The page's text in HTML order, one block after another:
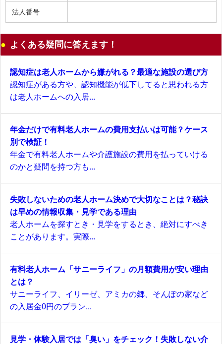
法人番号
よくある疑問に答えます！
認知症は老人ホームから嫌がれる？最適な施設の選び方
認知症がある方や、認知機能が低下してると思われる方
は老人ホームへの入居...
年金だけで有料老人ホームの費用支払いは可能？ケース
別で検証！
年金で有料老人ホームや介護施設の費用を払っていける
のかと疑問を持つ方も...
失敗しないための老人ホーム決めで大切なことは？秘訣
は早めの情報収集・見学である理由
老人ホームを探すとき・見学をするとき、絶対にすべき
ことがあります。実際...
有料老人ホーム「サニーライフ」の月額費用が安い理由
とは？
サニーライフ、イリーゼ、アミカの郷、そんぽの家など
の入居金0円のプラン...
見学・体験入居では「臭い」をチェック！失敗しない介